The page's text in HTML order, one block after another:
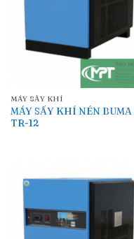
MÁY SẤY KHÍ
MÁY SẤY KHÍ NÉN BUMA
TR-12